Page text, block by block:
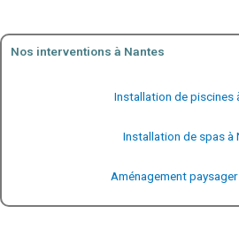
Nos interventions à Nantes
Installation de piscines
Installation de spas à
Aménagement